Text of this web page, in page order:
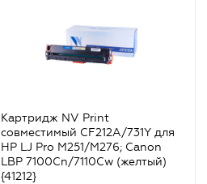
Картридж NV Print
совместимый CF212A/731Y для
HP LJ Pro M251/M276; Canon
LBP 7100Cn/7110Cw (желтый)
{41212}